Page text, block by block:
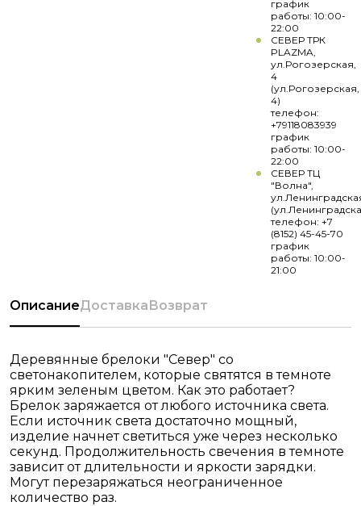
график
работы: 10:00-
22:00
СЕВЕР ТРК
PLAZMA,
ул.Рогозерская,
4
(ул.Рогозерская,
4)
телефон:
+79118083939
график
работы: 10:00-
22:00
СЕВЕР ТЦ
"Волна",
телефон: +7
(8152) 45-45-70
график
работы: 10:00-
21:00
ОписаниеДоставкаВозврат
Деревянные брелоки "Север" со
светонакопителем, которые святятся в темноте
ярким зеленым цветом. Как это работает?
Брелок заряжается от любого источника света.
Если источник света достаточно мощный,
изделие начнет светиться уже через несколько
секунд. Продолжительность свечения в темноте
зависит от длительности и яркости зарядки.
Могут перезаряжаться неограниченное
количество раз.